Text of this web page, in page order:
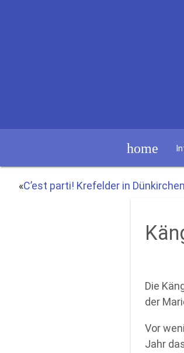
home
«C’est parti! Krefelder in Dünkirchen
Die
der
Vor
Jahr